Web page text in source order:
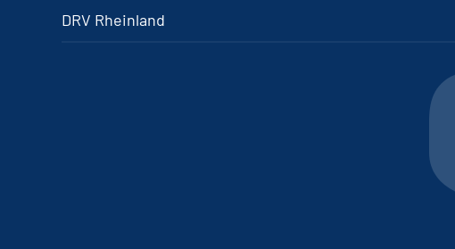
DRV Rheinland